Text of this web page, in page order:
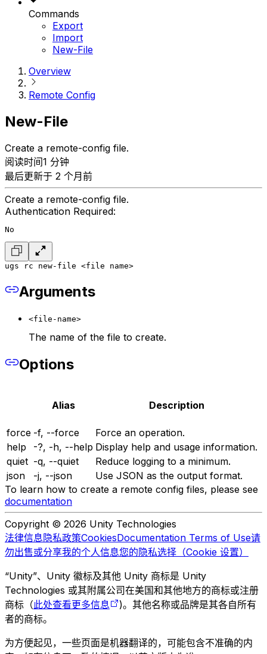
Commands
Export
Import
New-File
Overview
Remote Config
New-File
Create a remote-config file.
阅读时间1 分钟
最后更新于 2 个月前
Create a remote-config file.
Authentication Required:
No
ugs rc new-file <file name>
Arguments
<file-name>
The name of the file to create.
Options
Alias Description
force -f, --force
Force an operation.
help
-?, -h, --help Display help and usage information.
quiet -q, --quiet
Reduce logging to a minimum.
json
-j, --json
Use JSON as the output format.
To learn how to create a remote config files, please see
documentation
Copyright © 2026 Unity Technologies
法律信息隐私政策CookiesDocumentation Terms of Use请
勿出售或分享我的个人信息您的隐私选择（Cookie 设置）
“Unity”、Unity 徽标及其他 Unity 商标是 Unity
Technologies 或其附属公司在美国和其他地方的商标或注册
商标（此处查看更多信息
)。其他名称或品牌是其各自所有
者的商标。
为方便起见，一些页面是机器翻译的，可能包含不准确的内